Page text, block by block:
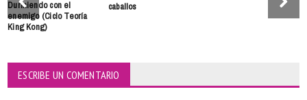
Durmiendo con el
enemigo (Ciclo Teoría
King Kong)
caballos
ESCRIBE UN COMENTARIO